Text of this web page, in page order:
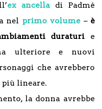
ex ancelladi Padmé
nel primo volume – è
duraturi e
ulteriore e nuovi
che avrebbero
più lineare.
la donna avrebbe